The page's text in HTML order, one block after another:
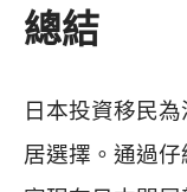
總結
日本投資移民
居選擇。通過